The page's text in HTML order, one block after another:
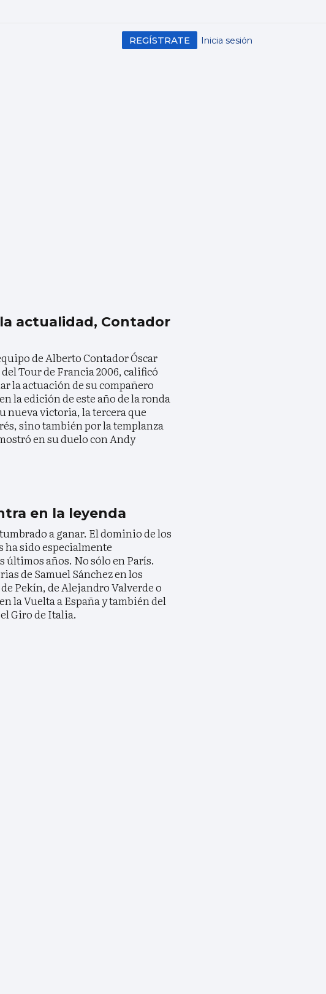
Inicia sesión
REGÍSTRATE
actualidad, Contador
de Alberto Contador Óscar
Tour de Francia 2006, calificó
la actuación de su compañero
la edición de este año de la ronda
nueva victoria, la tercera que
sino también por la templanza
en su duelo con Andy
en la leyenda
a ganar. El dominio de los
ha sido especialmente
años. No sólo en París.
de Samuel Sánchez en los
Pekín, de Alejandro Valverde o
la Vuelta a España y también del
Giro de Italia.